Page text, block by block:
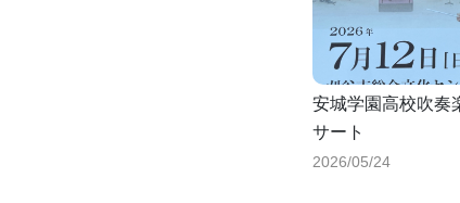
安城学園高校吹奏
サート
2026/05/24